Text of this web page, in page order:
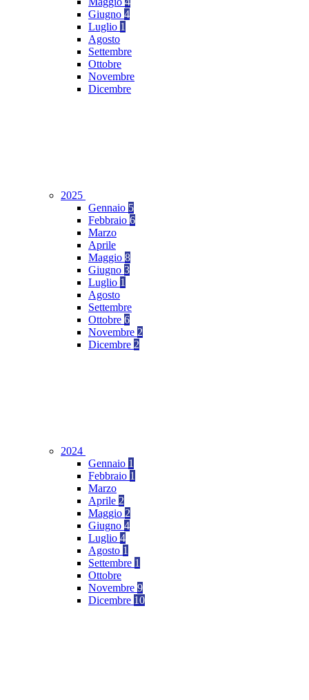
Giugno 4
Luglio 1
Agosto
Settembre
Ottobre
Novembre
Dicembre
2025
Gennaio 5
Febbraio 6
Marzo
Aprile
Maggio 8
Giugno 3
Luglio 1
Agosto
Settembre
Ottobre 6
Novembre 2
Dicembre 2
2024
Gennaio 1
Febbraio 1
Marzo
Aprile 2
Maggio 2
Giugno 4
Luglio 4
Agosto 1
Settembre 1
Ottobre
Novembre 9
Dicembre 10